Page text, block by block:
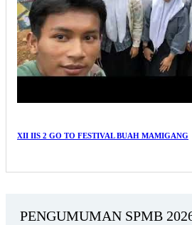
XII IIS 2 GO TO FESTIVAL BUAH MAMIGANG
PENGUMUMAN SPMB